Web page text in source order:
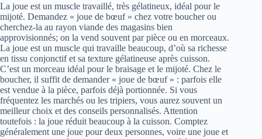
La joue est un muscle travaillé, très gélatineux, idéal pour le
mijoté. Demandez « joue de bœuf » chez votre boucher ou
cherchez-la au rayon viande des magasins bien
approvisionnés; on la vend souvent par pièce ou en morceaux.
La joue est un muscle qui travaille beaucoup, d’où sa richesse
en tissu conjonctif et sa texture gélatineuse après cuisson.
C’est un morceau idéal pour le braisage et le mijoté. Chez le
boucher, il suffit de demander « joue de bœuf » : parfois elle
est vendue à la pièce, parfois déjà portionnée. Si vous
fréquentez les marchés ou les tripiers, vous aurez souvent un
meilleur choix et des conseils personnalisés. Attention
toutefois : la joue réduit beaucoup à la cuisson. Comptez
généralement une joue pour deux personnes, voire une joue et